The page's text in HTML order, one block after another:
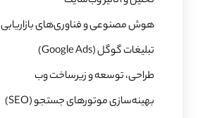
هوش مصنوعی و فناوری‌های بازاریابی
تبلیغات گوگل (Google Ads)
طراحی، توسعه و زیرساخت وب
بهینه‌سازی موتورهای جستجو (SEO)